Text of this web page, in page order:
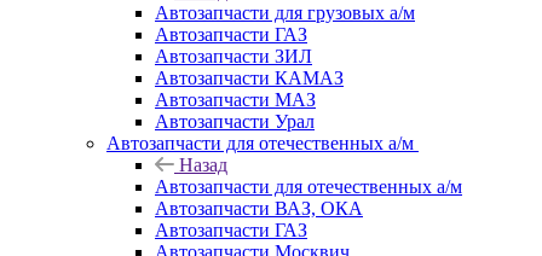
Автозапчасти для грузовых а/м
Автозапчасти ГАЗ
Автозапчасти ЗИЛ
Автозапчасти КАМАЗ
Автозапчасти МАЗ
Автозапчасти Урал
Автозапчасти для отечественных а/м
Назад
Автозапчасти для отечественных а/м
Автозапчасти ВАЗ, ОКА
Автозапчасти ГАЗ
Автозапчасти Москвич